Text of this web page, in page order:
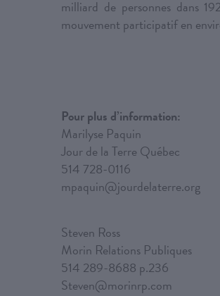
milliard de personnes dans
mouvement participatif en
Pour plus d’information:
Marilyse Paquin
Jour de la Terre Québec
514 728-0116
mpaquin@jourdelaterre.org
Steven Ross
Morin Relations Publiques
514 289-8688 p.236
Steven@morinrp.com